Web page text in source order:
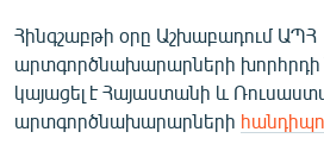
Հինգշաբթի օրը Աշխաբադում ԱՊՀ
արտգործնախարարների խորհրդի
կայացել է Հայաստանի և
արտգործնախարարների